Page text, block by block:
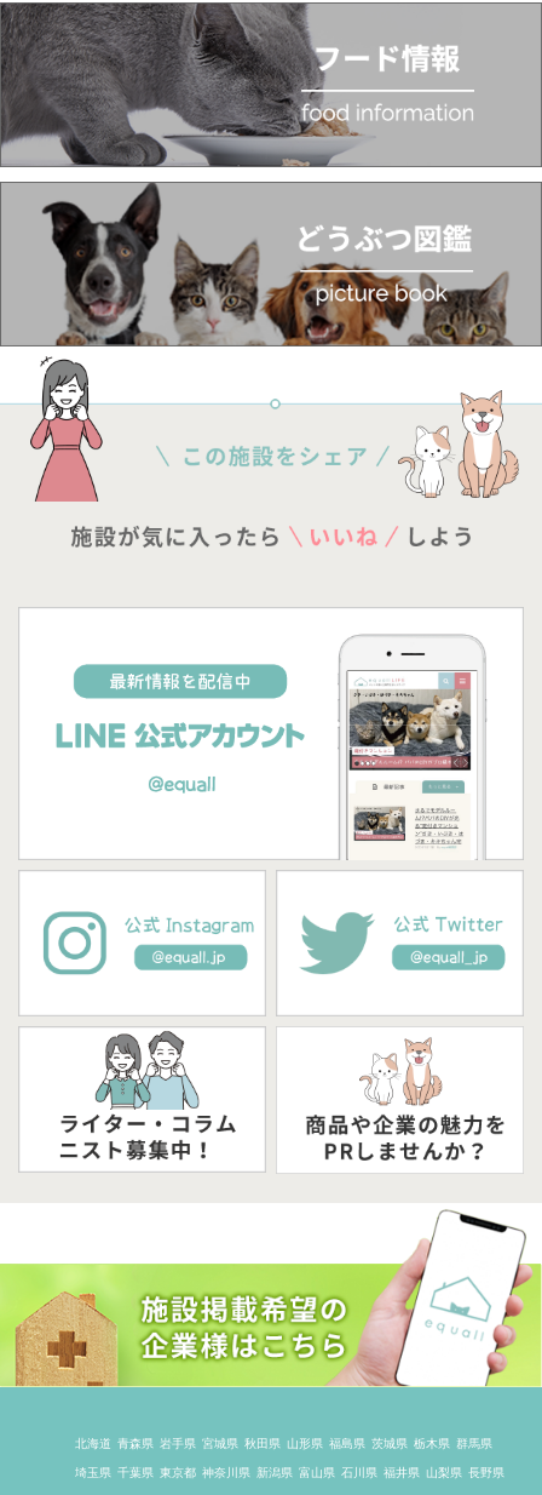
北海道 青森県 岩手県 宮城県 秋田県 山形県 福島県 茨城県 栃木県 群馬県
埼玉県 千葉県 東京都 神奈川県 新潟県 富山県 石川県 福井県 山梨県 長野県